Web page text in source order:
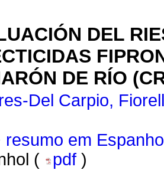
DEL
DE RÍO
Del Carpio,
resumo em
(
pdf )